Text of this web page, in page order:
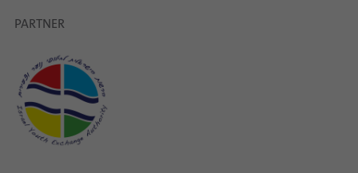
PARTNER